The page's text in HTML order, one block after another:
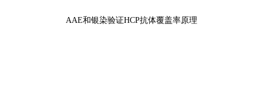
AAE和银染验证HCP抗体覆盖率原理